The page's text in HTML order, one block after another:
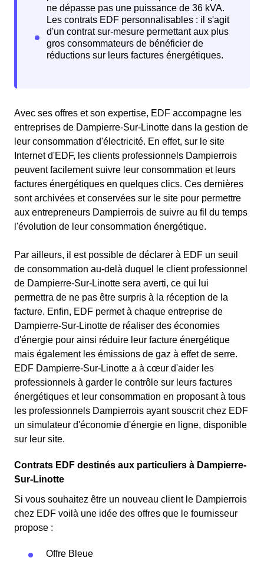
Avec ses offres et son expertise, EDF accompagne les
entreprises de Dampierre-Sur-Linotte dans la gestion de
leur consommation d'électricité. En effet, sur le site
Internet d'EDF, les clients professionnels Dampierrois
peuvent facilement suivre leur consommation et leurs
factures énergétiques en quelques clics. Ces dernières
sont archivées et conservées sur le site pour permettre
aux entrepreneurs Dampierrois de suivre au fil du temps
l'évolution de leur consommation énergétique.
Par ailleurs, il est possible de déclarer à EDF un seuil
de consommation au-delà duquel le client professionnel
de Dampierre-Sur-Linotte sera averti, ce qui lui
permettra de ne pas être surpris à la réception de la
facture. Enfin, EDF permet à chaque entreprise de
Dampierre-Sur-Linotte de réaliser des économies
d'énergie pour ainsi réduire leur facture énergétique
mais également les émissions de gaz à effet de serre.
EDF Dampierre-Sur-Linotte a à cœur d'aider les
professionnels à garder le contrôle sur leurs factures
énergétiques et leur consommation en proposant à tous
les professionnels Dampierrois ayant souscrit chez EDF
un simulateur d'économie d'énergie en ligne, disponible
sur leur site.
Contrats EDF destinés aux particuliers à Dampierre-
Sur-Linotte
Si vous souhaitez être un nouveau client le Dampierrois
chez EDF voilà une idée des offres que le fournisseur
propose :
Offre Bleue